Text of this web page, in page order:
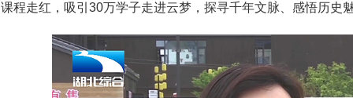
课程走红，吸引30万学子走进云梦，探寻千年文脉、感悟历史